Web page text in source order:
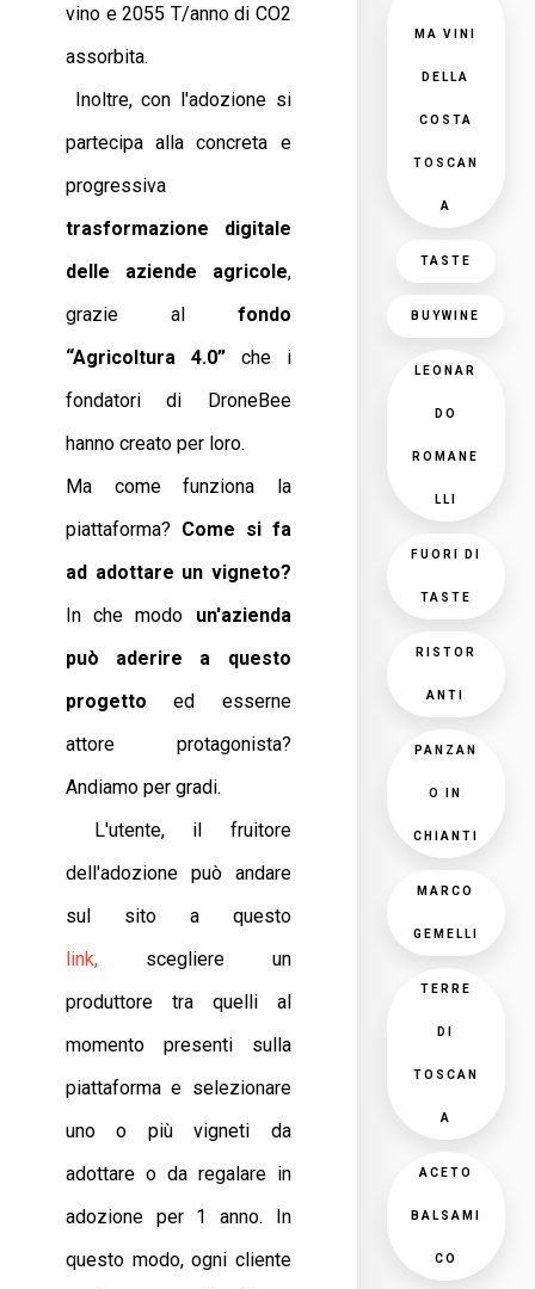
vino e 2055 T/anno di CO2
assorbita.
Inoltre, con l'adozione si
partecipa alla concreta e
progressiva
trasformazione digitale
delle aziende agricole,
grazie al fondo
“Agricoltura 4.0”che i
fondatori di DroneBee
hanno creato per loro.
Ma come funziona la
piattaforma? Come si fa
ad adottare un vigneto?
In che modo un'azienda
può aderire a questo
progetto ed esserne
attore protagonista?
Andiamo per gradi.
L'utente, il fruitore
dell'adozione può andare
sul sito a questo
link, scegliere un
produttore tra quelli al
momento presenti sulla
piattaforma e selezionare
uno o più vigneti da
adottare o da regalare in
adozione per 1 anno. In
questo modo, ogni cliente
MA VINI
DELLA
COSTA
TOSCAN
A
TASTE
BUYWINE
LEONAR
DO
ROMANE
LLI
FUORI DI
TASTE
RISTOR
ANTI
PANZAN
O IN
CHIANTI
MARCO
GEMELLI
TERRE
DI
TOSCAN
A
ACETO
BALSAMI
CO